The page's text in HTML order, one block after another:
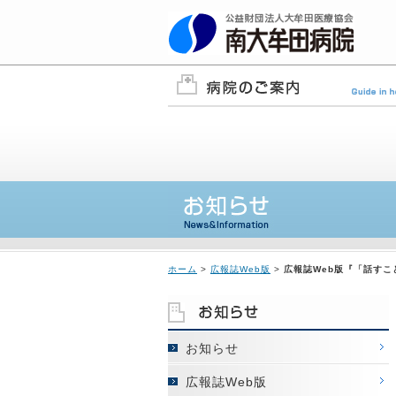
ホーム > 広報誌Web版 > 広報誌Web版『「話すこ
お知らせ
広報誌Web版